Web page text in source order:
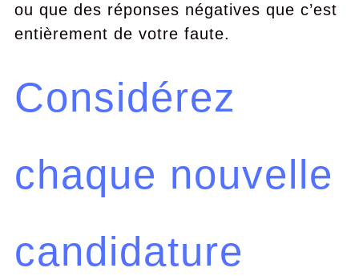
ou que des réponses négatives que c’est
entièrement de votre faute.
Considérez
chaque nouvelle
candidature